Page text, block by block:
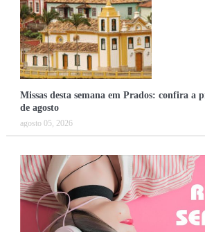
Missas desta semana em Prados: confira a
de agosto
agosto 05, 2026